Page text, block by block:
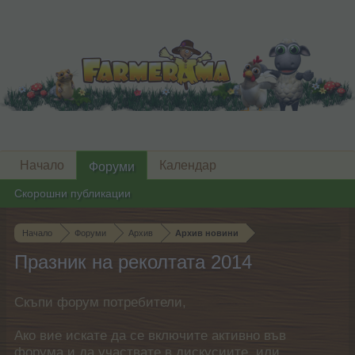
Начало Форуми Архив Архив новини
Празник на реколтата 2014
Скъпи форум потребители,
Ако вие искате да се включите активно във
Начало Форуми
Скорошни публикации
Календар